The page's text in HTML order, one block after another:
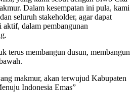
Dalam kesempatan ini pula, kami
seluruh stakeholder, agar dapat
aktif, dalam pembangunan
terus membangun dusun, membangun
makmur, akan terwujud Kabupaten
Indonesia Emas”